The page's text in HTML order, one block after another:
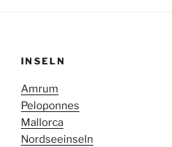
INSELN
Amrum
Peloponnes
Mallorca
Nordseeinseln